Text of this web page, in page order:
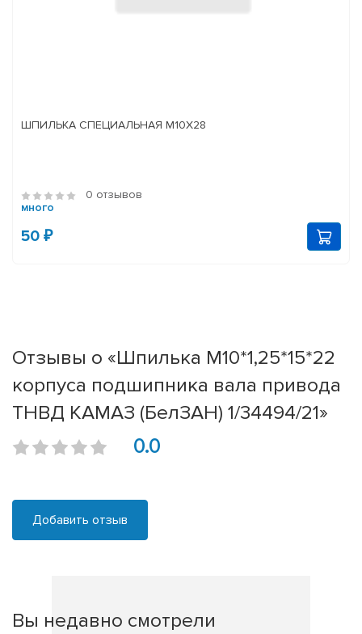
ШПИЛЬКА СПЕЦИАЛЬНАЯ М10Х28
0 отзывов
много
50 ₽
Отзывы о «Шпилька М10*1,25*15*22
корпуса подшипника вала привода
ТНВД КАМАЗ (БелЗАН) 1/34494/21»
0.0
Добавить отзыв
Вы недавно смотрели